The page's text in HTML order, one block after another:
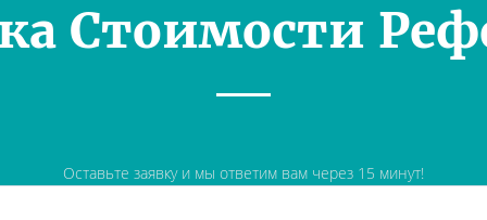
Стоимости
Оставьте заявку и мы ответим вам через 15 минут!